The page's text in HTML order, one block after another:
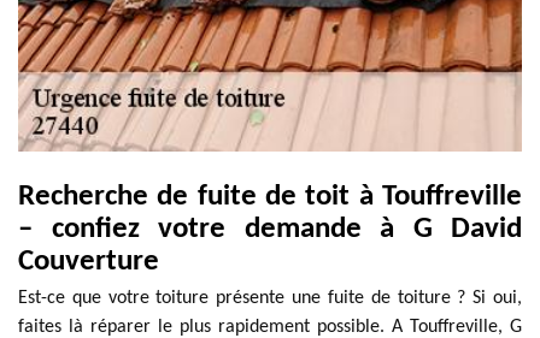
Recherche de fuite de toit à Touffreville
– confiez votre demande à G David
Couverture
Est-ce que votre toiture présente une fuite de toiture ? Si oui,
faites là réparer le plus rapidement possible. A Touffreville, G